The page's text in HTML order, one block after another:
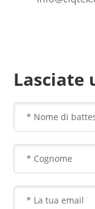
Lasciate